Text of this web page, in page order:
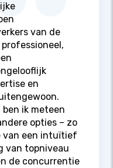
van de
en
ben ik meteen
opties – zo
van een intuïtief
van topniveau
de concurrentie